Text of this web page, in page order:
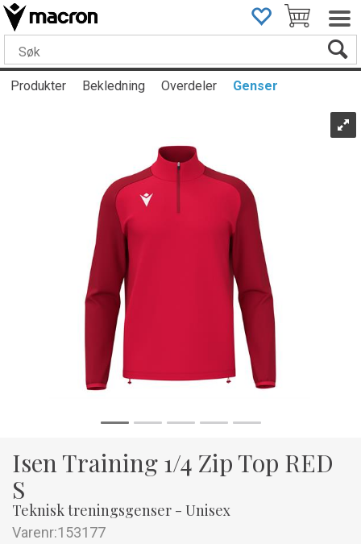
Produkter Bekledning Overdeler Genser
Isen Training 1/4 Zip Top RED
S
Teknisk treningsgenser - Unisex
Varenr:153177